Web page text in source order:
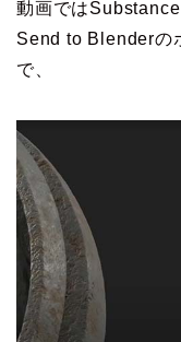
動画では
Send to Blenderの
で、